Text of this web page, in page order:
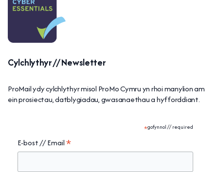
Cylchlythyr // Newsletter
ProMail ydy cylchlythyr misol ProMo Cymru yn rhoi manylion am
ein prosiectau, datblygiadau, gwasanaethau a hyfforddiant.
*gofynnol // required
E-bost // Email*